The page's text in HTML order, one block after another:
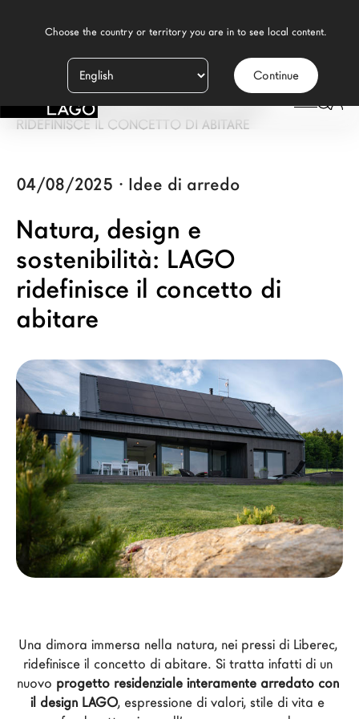
Continue
Prodotti
Ispirazione
Negozi
Nuovi Prodotti MDW26
Promozioni
Architetti
LAGO Homes
News
Press
Cataloghi
Contatti
Lavora con noi
Language
NEWS/
NATURA - DESIGN E SOSTENIBILITÀ: LAGO
RIDEFINISCE IL CONCETTO DI ABITARE
04/08/2025 · Idee di arredo
Natura, design e
sostenibilità: LAGO
ridefinisce il concetto di
abitare
Una dimora immersa nella natura, nei pressi di Liberec,
ridefinisce il concetto di abitare. Si tratta infatti di un
nuovo progetto residenziale interamente arredato con
il design LAGO, espressione di valori, stile di vita e